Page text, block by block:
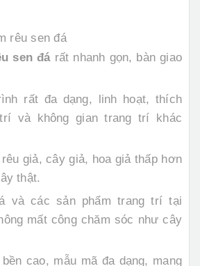
rêu sen đá
sen đárất nhanh gọn, bàn giao
rất đa dạng, linh hoạt, thích
và không gian trang trí khác
giả, cây giả, hoa giả thấp hơn
thật.
và các sản phẩm trang trí tại
mất công chăm sóc như cây
cao, mẫu mã đa dạng, mang